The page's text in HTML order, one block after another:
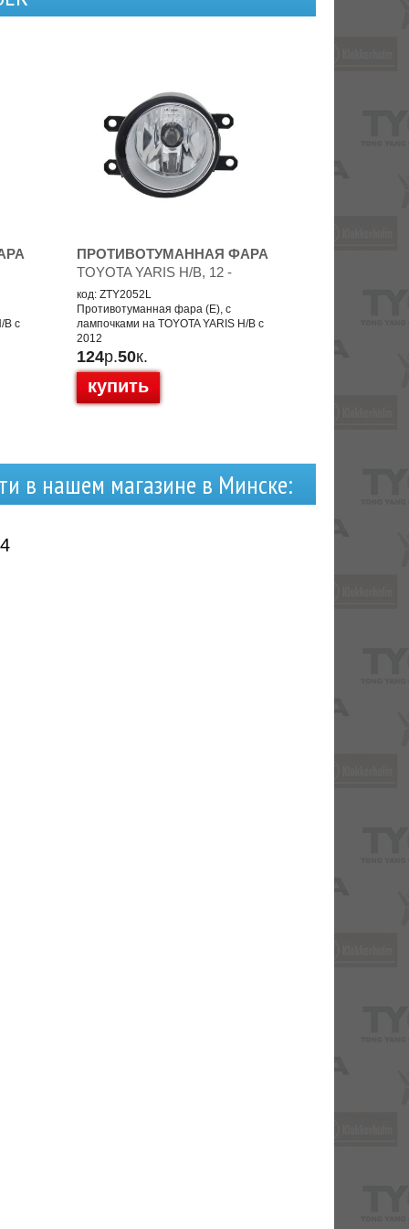
B с
ПРОТИВОТУМАННАЯ ФАРА
TOYOTA YARIS H/B, 12 -
код: ZTY2052L
Противотуманная фара (E), с
лампочками на TOYOTA YARIS H/B с
2012
124р.50к.
купить
в нашем магазине в Минске: